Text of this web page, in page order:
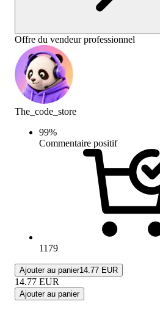
Offre du vendeur professionnel
The_code_store
99%
Commentaire positif
1179
Ajouter au panier14.77 EUR
14.77 EUR
Ajouter au panier